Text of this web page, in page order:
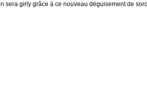
sera girly grâce à ce nouveau déguisement de